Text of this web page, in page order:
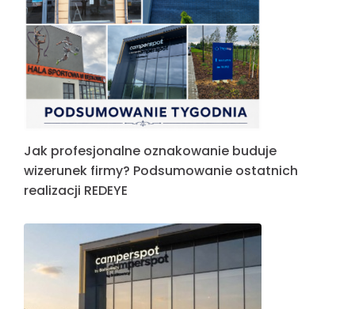
Jak profesjonalne oznakowanie buduje
wizerunek firmy? Podsumowanie ostatnich
realizacji REDEYE